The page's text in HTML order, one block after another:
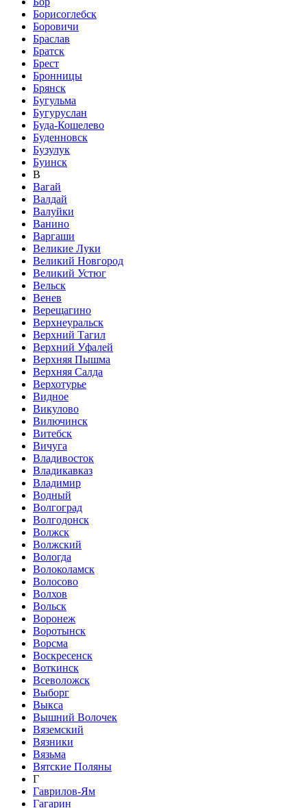
Борисоглебск
Боровичи
Браслав
Братск
Брест
Бронницы
Брянск
Бугульма
Бугуруслан
Буда-Кошелево
Буденновск
Бузулук
Буинск
В
Вагай
Валдай
Валуйки
Ванино
Варгаши
Великие Луки
Великий Новгород
Великий Устюг
Вельск
Венев
Верещагино
Верхнеуральск
Верхний Тагил
Верхний Уфалей
Верхняя Пышма
Верхняя Салда
Верхотурье
Видное
Викулово
Вилючинск
Витебск
Вичуга
Владивосток
Владикавказ
Владимир
Водный
Волгоград
Волгодонск
Волжск
Волжский
Вологда
Волоколамск
Волосово
Волхов
Вольск
Воронеж
Воротынск
Ворсма
Воскресенск
Воткинск
Всеволожск
Выборг
Выкса
Вышний Волочек
Вяземский
Вязники
Вязьма
Вятские Поляны
Г
Гаврилов-Ям
Гагарин